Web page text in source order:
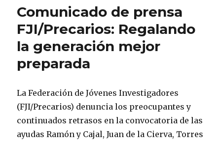
Comunicado de prensa
FJI/Precarios: Regalando
la generación mejor
preparada
La Federación de Jóvenes Investigadores
(FJI/Precarios) denuncia los preocupantes y
continuados retrasos en la convocatoria de las
ayudas Ramón y Cajal, Juan de la Cierva, Torres